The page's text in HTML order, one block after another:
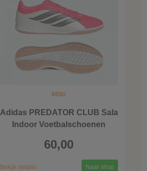
Adidas
Adidas PREDATOR CLUB Sala
Indoor Voetbalschoenen
60,00
Bekijk details Naar shop